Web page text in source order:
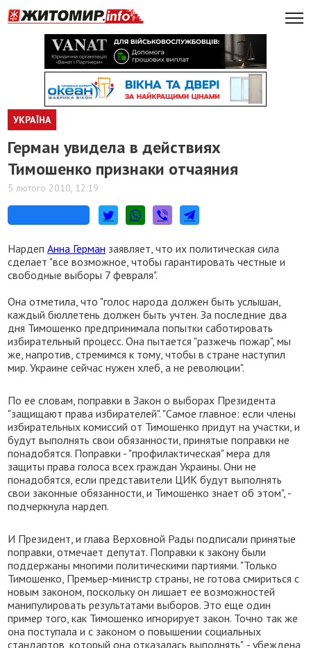
УКРАЇНА
Герман увидела в действиях
Тимошенко признаки отчаяния
5 лютого 2010, 12:19
НардепАнна Герман заявляет, что их политическая сила
сделает "все возможное, чтобы гарантировать честные и
свободные выборы 7 февраля".
Она отметила, что "голос народа должен быть услышан,
каждый бюллетень должен быть учтен. За последние два
дня Тимошенко предпринимала попытки саботировать
избирательный процесс. Она пытается "разжечь пожар", мы
же, напротив, стремимся к тому, чтобы в стране наступил
мир. Украине сейчас нужен хлеб, а не революции".
По ее словам, поправки в Закон о выборах Президента
"защищают права избирателей". "Самое главное: если члены
избирательных комиссий от Тимошенко придут на участки, и
будут выполнять свои обязанности, принятые поправки не
понадобятся. Поправки - "профилактическая" мера для
защиты права голоса всех граждан Украины. Они не
понадобятся, если представители ЦИК будут выполнять
свои законные обязанности, и Тимошенко знает об этом", -
подчеркнула нардеп.
И Президент, и глава Верховной Рады подписали принятые
поправки, отмечает депутат. Поправки к закону были
поддержаны многими политическими партиями. "Только
Тимошенко, Премьер-министр страны, не готова смириться с
новым законом, поскольку он лишает ее возможностей
манипулировать результатами выборов. Это еще один
пример того, как Тимошенко игнорирует закон. Точно так же
она поступала и с законом о повышении социальных
стандартов, который она отказалась выполнять", - убеждена